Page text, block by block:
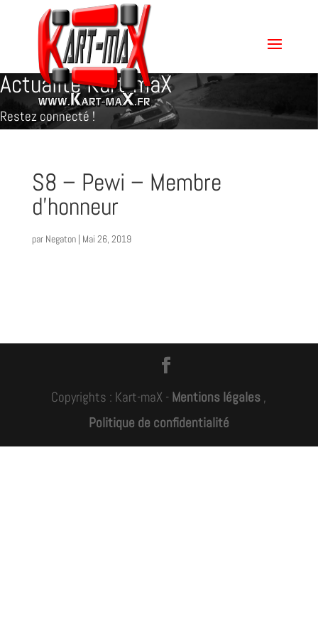
Actualité Kart-maX
Restez connecté !
S8 – Pewi – Membre
d’honneur
par Negaton| Mai 26, 2019
Copyrights : Kart-maX - Mentions légales ,
Politique de confidentialité